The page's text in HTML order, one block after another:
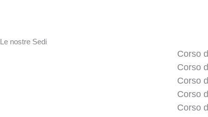
Le nostre Sedi
Corso
Corso
Corso
Corso
Corso